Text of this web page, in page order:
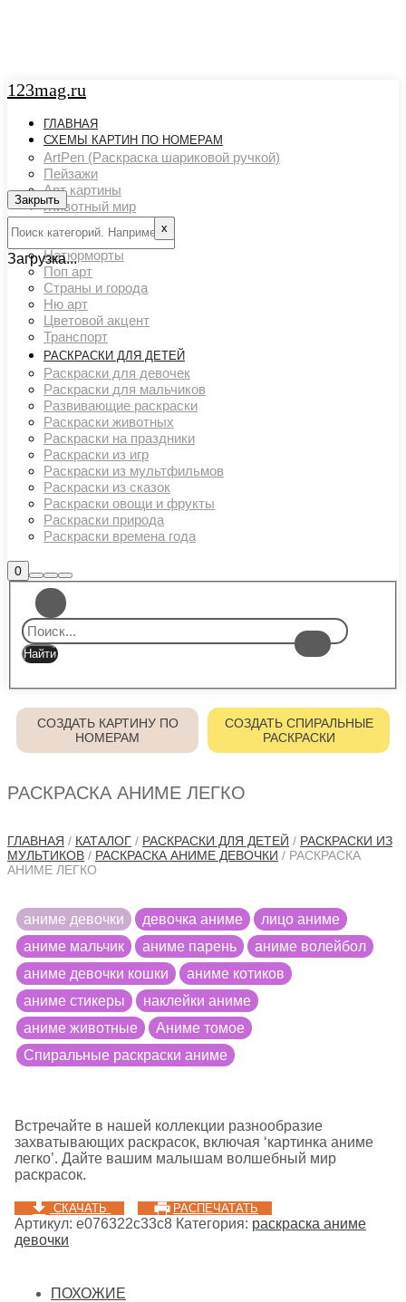
123mag.ru
ГЛАВНАЯ
СХЕМЫ КАРТИН ПО НОМЕРАМ
ArtPen (Раскраска шариковой ручкой)
Пейзажи
Арт картины
Животный мир
Люди
Картины художников
Натюрморты
Поп арт
Страны и города
Ню арт
Цветовой акцент
Транспорт
РАСКРАСКИ ДЛЯ ДЕТЕЙ
Раскраски для девочек
Раскраски для мальчиков
Развивающие раскраски
Раскраски животных
Раскраски на праздники
Раскраски из игр
Раскраски из мультфильмов
Раскраски из сказок
Раскраски овощи и фрукты
Раскраски природа
Раскраски времена года
0Боковая
панель
магазина
Найти
Больше
информации
Главное
меню
СОЗДАТЬ КАРТИНУ ПО
НОМЕРАМ
СОЗДАТЬ СПИРАЛЬНЫЕ
РАСКРАСКИ
РАСКРАСКА АНИМЕ ЛЕГКО
ГЛАВНАЯ / КАТАЛОГ / РАСКРАСКИ ДЛЯ ДЕТЕЙ / РАСКРАСКИ ИЗ
МУЛЬТИКОВ / РАСКРАСКА АНИМЕ ДЕВОЧКИ / РАСКРАСКА
АНИМЕ ЛЕГКО
аниме девочки девочка аниме
лицо аниме
аниме мальчик
аниме парень
аниме волейбол
аниме девочки кошки
аниме котиков
аниме стикеры
наклейки аниме
аниме животные
Аниме томое
Cпиральные раскраски аниме
Встречайте в нашей коллекции разнообразие
захватывающих раскрасок, включая ‘картинка аниме
легко’. Дайте вашим малышам волшебный мир
раскрасок.
СКАЧАТЬ РАСПЕЧАТАТЬ
Артикул: e076322c33c8 Категория: раскраска аниме
девочки
ПОХОЖИЕ
Закрыть
х
Загрузка...